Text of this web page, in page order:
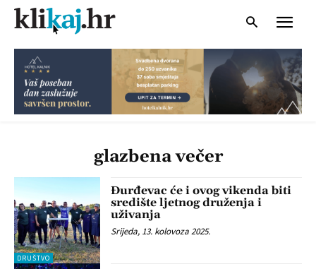
glazbena večer
DRUŠTVO
Đurđevac će i ovog vikenda biti
središte ljetnog druženja i
uživanja
Srijeda, 13. kolovoza 2025.